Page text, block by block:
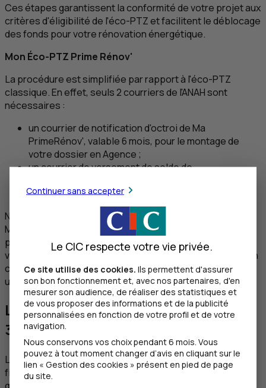
Ces étapes garantissent la conformité de votre projet aux
critères d'éligibilité de l'éco‑PTZet facilitent le déblocage
des fonds pour votre rénovation énergétique.
Mon Éco‑PTZ Prime Rénov'
La procédure est simplifiée par rapport à l'éco‑PTZ
classique. En effet, seuls 2 courriers de l'ANAH sont
nécessaires :
un courrier de notification d'octroi de Ma
PrimeRénov', valable 6 mois, pour le montage de
votre dossier en Agence ;
un courrier de versement de solde de
des fonds.
Notez que dans l'attente du versement du montant de
MaPrimeRénov’ de l’ANAH, votre Agence peut vous
proposer le Préfinancement Aides Rénovation du
vous permet d’emprunter le montant de l’aide pour être en
capacité d’effectuer ses travaux sans avoir à effectuer
une avance de trésorerie.
Le Prêt Avance Rénovation, jusqu’à
30 000 €
Le Prêt Avance Rénovation23est une autre solution pour
financer vos travaux. Il est une initiative du plan
Continuer sans accepter
Le CIC respecte votre vie privée.
Ce site utilise des cookies. Ils permettent d'assurer
son bon fonctionnement et, avec nos partenaires, d'en
mesurer son audience, de réaliser des statistiques et
de vous proposer des informations et de la publicité
personnalisées en fonction de votre profil et de votre
navigation.
Nous conservons vos choix pendant 6 mois. Vous
pouvez à tout moment changer d’avis en cliquant sur le
lien « Gestion des cookies » présent en pied de page
du site.